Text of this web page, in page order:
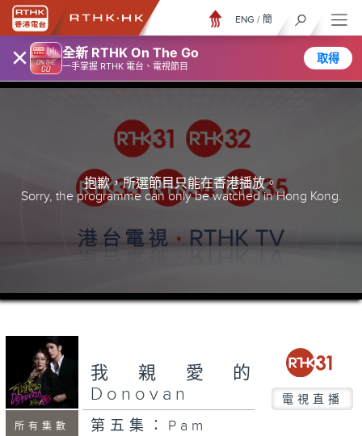
× 全新 RTHK On The Go
一手掌握 RTHK 電台、電視節目
取得
ENG / 簡
抱歉，所選節目只能在香港播放。
Sorry, the programme can only be watched in Hong Kong.
所有集數
我親愛的
Donovan
電視直播
第五集：Pam